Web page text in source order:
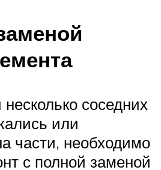
соседних
или
части, необходимо
с полной заменой